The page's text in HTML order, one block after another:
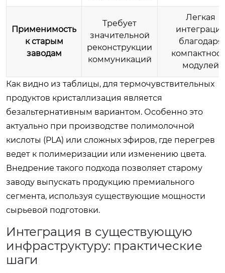
Применимость
к старым
заводам
Требует
значительной
реконструкции
коммуникаций
Легкая
благодаря
модулей
Как видно из таблицы, для термочувствительных
продуктов кристаллизация является
безальтернативным вариантом. Особенно это
актуально при производстве полимолочной
кислоты (PLA) или сложных эфиров, где перегрев
ведет к полимеризации или изменению цвета.
Внедрение такого подхода позволяет старому
заводу выпускать продукцию премиального
сегмента, используя существующие мощности
сырьевой подготовки.
Интеграция в существующую
инфраструктуру: практические
шаги